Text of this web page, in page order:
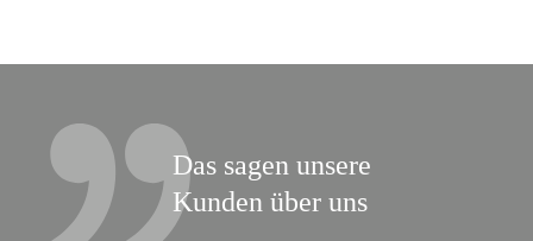
Das sagen unsere
Kunden über uns